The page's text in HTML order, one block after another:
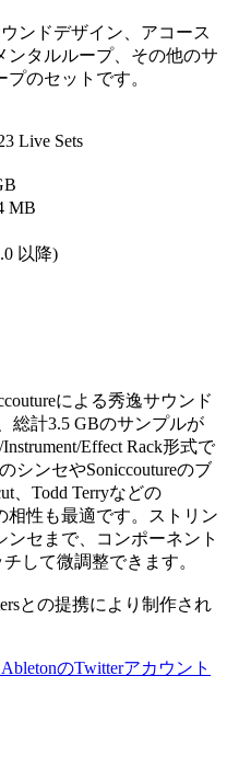
ンドデザイン、アコース
ンタルループ、その他のサ
のセットです。
Live Sets
MB
以降)
による秀逸サウンド
総計3.5 GBのサンプルが
Effect Rack形式で
シンセやSoniccoutureのブ
、Todd Terryなどの
相性も最適です。ストリン
セまで、コンポーネント
して微調整できます。
との提携により制作され
AbletonのTwitterアカウント